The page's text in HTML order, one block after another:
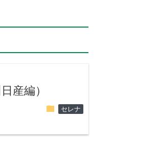
産編）
folder セレナ